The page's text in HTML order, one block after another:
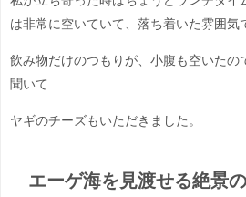
は非常に空いていて、落ち着いた雰囲気
飲み物だけのつもりが、小腹も空いたの
聞いて
ヤギのチーズもいただきました。
エーゲ海を見渡せる絶景